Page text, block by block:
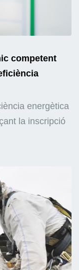
competent
energètica
la inscripció